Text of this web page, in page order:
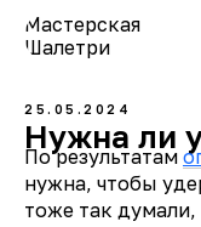
Мастерская
Шалетри
25.05.2024
Нужна ли
По результатам
нужна, чтобы
тоже так думали,